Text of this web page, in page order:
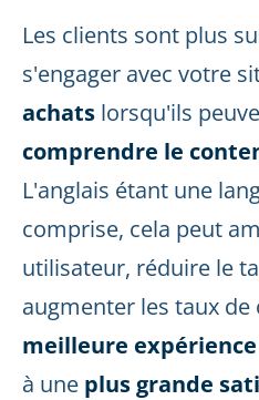
Les clients sont plus
s'engager avec votre
achats lorsqu'ils
comprendre le
L'anglais étant une
comprise, cela peut
utilisateur, réduire le
augmenter les taux
meilleure
à une plus grande